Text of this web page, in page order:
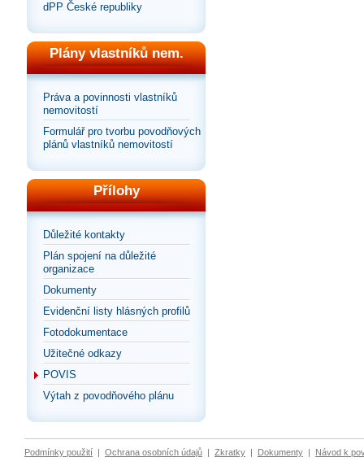
dPP České republiky
Plány vlastníků nem.
Práva a povinnosti vlastníků
nemovitostí
Formulář pro tvorbu povodňových
plánů vlastníků nemovitostí
Přílohy
Důležité kontakty
Plán spojení na důležité
organizace
Dokumenty
Evidenční listy hlásných profilů
Fotodokumentace
Užitečné odkazy
POVIS
Výtah z povodňového plánu
Podmínky použití | Ochrana osobních údajů | Zkratky | Dokumenty | Návod k